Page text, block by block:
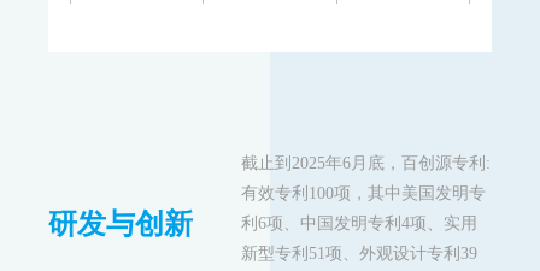
研发与创新
截止到2025年6月底，百创源专利:
有效专利100项，其中美国发明专
利6项、中国发明专利4项、实用
新型专利51项、外观设计专利39